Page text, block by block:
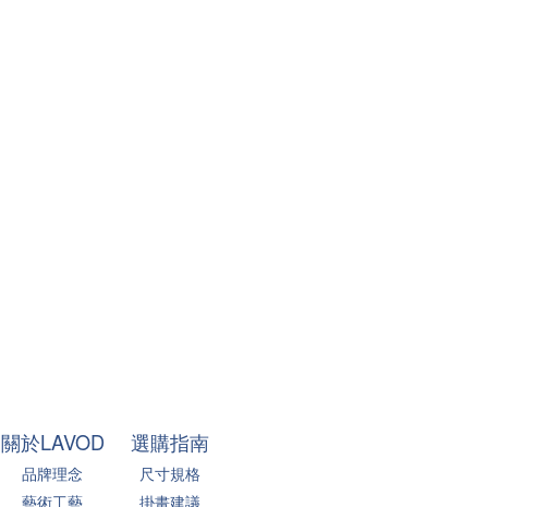
關於LAVOD
品牌理念
藝術工藝
選購指南
尺寸規格
掛畫建議